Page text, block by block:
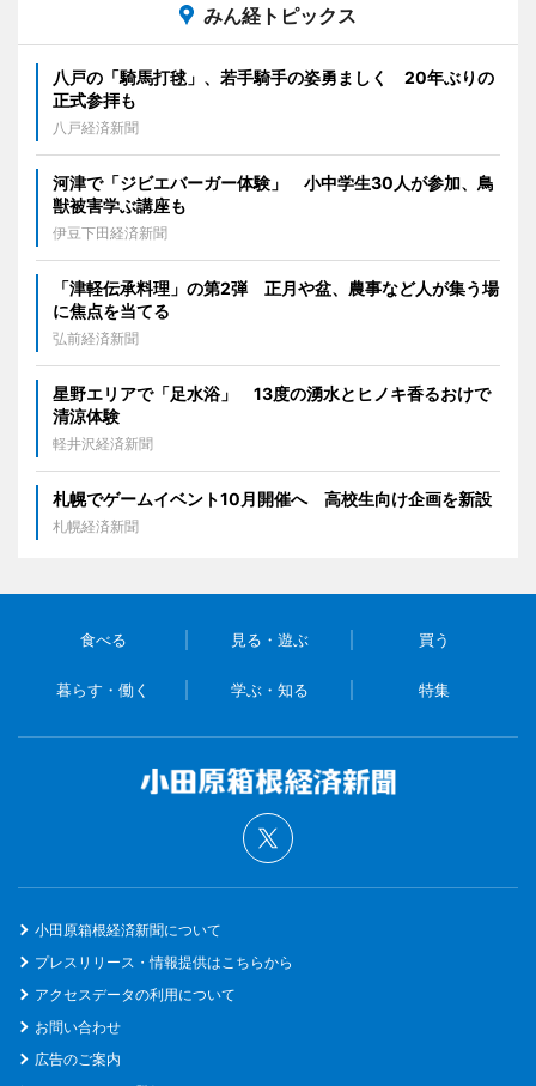
みん経トピックス
八戸の「騎馬打毬」、若手騎手の姿勇ましく 20年ぶりの
正式参拝も
八戸経済新聞
河津で「ジビエバーガー体験」 小中学生30人が参加、鳥
獣被害学ぶ講座も
伊豆下田経済新聞
「津軽伝承料理」の第2弾 正月や盆、農事など人が集う場
に焦点を当てる
弘前経済新聞
星野エリアで「足水浴」 13度の湧水とヒノキ香るおけで
清涼体験
軽井沢経済新聞
札幌でゲームイベント10月開催へ 高校生向け企画を新設
札幌経済新聞
食べる 見る・遊ぶ 買う
暮らす・働く 学ぶ・知る 特集
小田原箱根経済新聞について
プレスリリース・情報提供はこちらから
アクセスデータの利用について
お問い合わせ
広告のご案内